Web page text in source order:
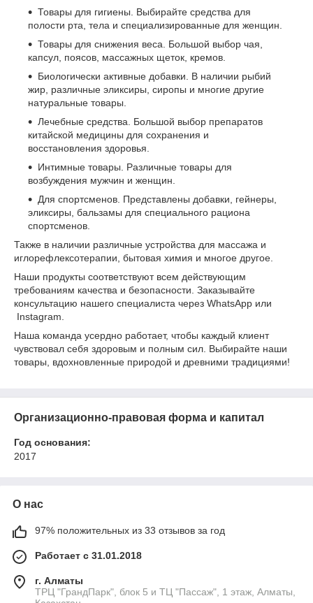
Товары для гигиены. Выбирайте средства для
полости рта, тела и специализированные для женщин.
Товары для снижения веса. Большой выбор чая,
капсул, поясов, массажных щеток, кремов.
Биологически активные добавки. В наличии рыбий
жир, различные эликсиры, сиропы и многие другие
натуральные товары.
Лечебные средства. Большой выбор препаратов
китайской медицины для сохранения и
восстановления здоровья.
Интимные товары. Различные товары для
возбуждения мужчин и женщин.
Для спортсменов. Представлены добавки, гейнеры,
эликсиры, бальзамы для специального рациона
спортсменов.
Также в наличии различные устройства для массажа и
иглорефлексотерапии, бытовая химия и многое другое.
Наши продукты соответствуют всем действующим
требованиям качества и безопасности. Заказывайте
консультацию нашего специалиста через WhatsApp или
Instagram.
Наша команда усердно работает, чтобы каждый клиент
чувствовал себя здоровым и полным сил. Выбирайте наши
товары, вдохновленные природой и древними традициями!
Организационно-правовая форма и капитал
Год основания:
2017
О нас
97% положительных из 33 отзывов за год
Работает с 31.01.2018
г. Алматы
ТРЦ "ГрандПарк", блок 5 и ТЦ "Пассаж", 1 этаж, Алматы,